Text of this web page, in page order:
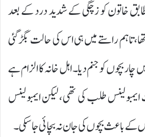
خاتون کو زچگی کے شدید درد کے بعد
تھا، تاہم راستے میں ہی اس کی حالت بگڑ گئی
بچوں کو جنم دیا۔ اہل خانہ کا الزام ہے
طلب کی تھی، لیکن ایمبولینس
کے باعث بچوں کی جان نہ بچائی جا سکی۔